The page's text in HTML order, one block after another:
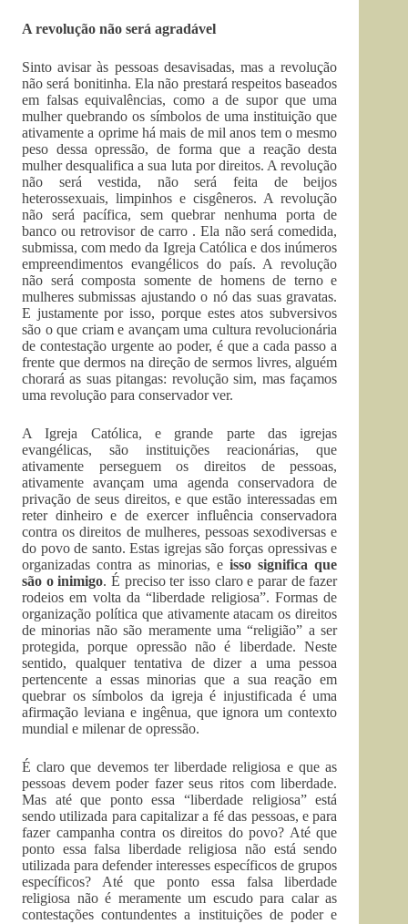
A revolução não será agradável
Sinto avisar às pessoas desavisadas, mas a revolução
não será bonitinha. Ela não prestará respeitos baseados
em falsas equivalências, como a de supor que uma
mulher quebrando os símbolos de uma instituição que
ativamente a oprime há mais de mil anos tem o mesmo
peso dessa opressão, de forma que a reação desta
mulher desqualifica a sua luta por direitos. A revolução
não será vestida, não será feita de beijos
heterossexuais, limpinhos e cisgêneros. A revolução
não será pacífica, sem quebrar nenhuma porta de
banco ou retrovisor de carro . Ela não será comedida,
submissa, com medo da Igreja Católica e dos inúmeros
empreendimentos evangélicos do país. A revolução
não será composta somente de homens de terno e
mulheres submissas ajustando o nó das suas gravatas.
E justamente por isso, porque estes atos subversivos
são o que criam e avançam uma cultura revolucionária
de contestação urgente ao poder, é que a cada passo a
frente que dermos na direção de sermos livres, alguém
chorará as suas pitangas: revolução sim, mas façamos
uma revolução para conservador ver.
A Igreja Católica, e grande parte das igrejas
evangélicas, são instituições reacionárias, que
ativamente perseguem os direitos de pessoas,
ativamente avançam uma agenda conservadora de
privação de seus direitos, e que estão interessadas em
reter dinheiro e de exercer influência conservadora
contra os direitos de mulheres, pessoas sexodiversas e
do povo de santo. Estas igrejas são forças opressivas e
organizadas contra as minorias, e isso significa que
são o inimigo. É preciso ter isso claro e parar de fazer
rodeios em volta da “liberdade religiosa”. Formas de
organização política que ativamente atacam os direitos
de minorias não são meramente uma “religião” a ser
protegida, porque opressão não é liberdade. Neste
sentido, qualquer tentativa de dizer a uma pessoa
pertencente a essas minorias que a sua reação em
quebrar os símbolos da igreja é injustificada é uma
afirmação leviana e ingênua, que ignora um contexto
mundial e milenar de opressão.
É claro que devemos ter liberdade religiosa e que as
pessoas devem poder fazer seus ritos com liberdade.
Mas até que ponto essa “liberdade religiosa” está
sendo utilizada para capitalizar a fé das pessoas, e para
fazer campanha contra os direitos do povo? Até que
ponto essa falsa liberdade religiosa não está sendo
utilizada para defender interesses específicos de grupos
específicos? Até que ponto essa falsa liberdade
religiosa não é meramente um escudo para calar as
contestações contundentes a instituições de poder e